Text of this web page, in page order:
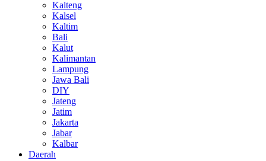
Kalteng
Kalsel
Kaltim
Bali
Kalut
Kalimantan
Lampung
Jawa Bali
DIY
Jateng
Jatim
Jakarta
Jabar
Kalbar
Daerah